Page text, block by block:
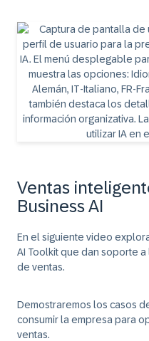
Ventas
Business AI
En el siguiente video
AI Toolkit que dan soporte
de ventas.
Demostraremos los casos
consumir la empresa para
ventas.